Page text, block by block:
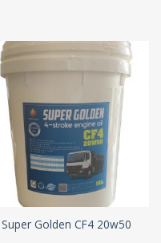
Super Golden CF4 20w50